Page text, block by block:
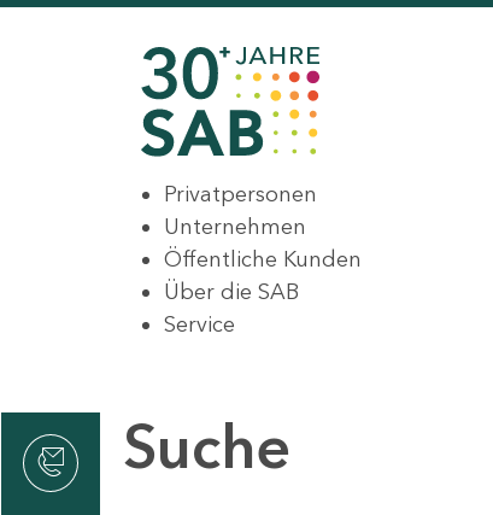
Privatpersonen
Unternehmen
Öffentliche Kunden
Über die SAB
Service
Suche